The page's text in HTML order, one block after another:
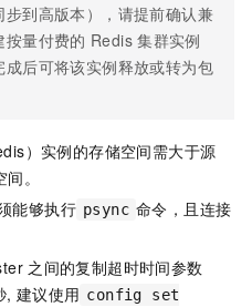
步到高版本），请提前确认兼
量付费的 Redis 集群实例
成后可将该实例释放或转为包
） 实例的存储空间需大于源
。
能够执行 psync 命令，且连接
之间的复制超时时间参数
, 建议使用 config set